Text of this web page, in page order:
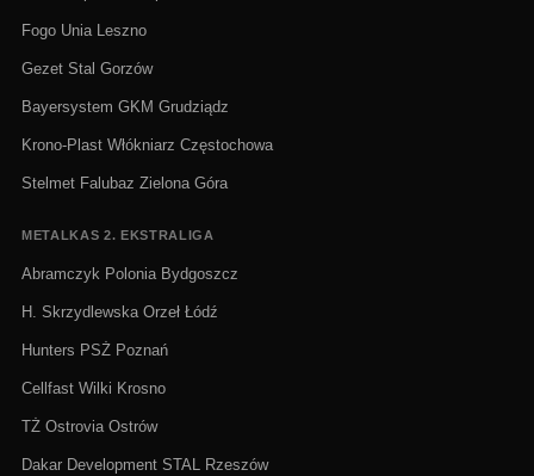
Fogo Unia Leszno
Gezet Stal Gorzów
Bayersystem GKM Grudziądz
Krono-Plast Włókniarz Częstochowa
Stelmet Falubaz Zielona Góra
METALKAS 2. EKSTRALIGA
Abramczyk Polonia Bydgoszcz
H. Skrzydlewska Orzeł Łódź
Hunters PSŻ Poznań
Cellfast Wilki Krosno
TŻ Ostrovia Ostrów
Dakar Development STAL Rzeszów